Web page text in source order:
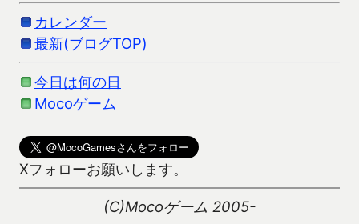
カレンダー
最新(ブログTOP)
今日は何の日
Mocoゲーム
Xフォローお願いします。
(C)Mocoゲーム 2005-